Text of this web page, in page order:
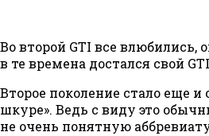
Во второй GTI все
в те времена достался свой
Второе поколение стало еще
шкуре». Ведь с виду это
не очень понятную